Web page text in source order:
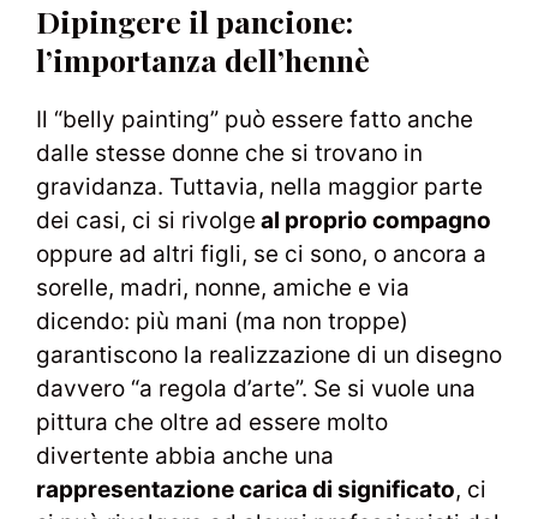
Dipingere il pancione:
l’importanza dell’hennè
Il “belly painting” può essere fatto anche
dalle stesse donne che si trovano in
gravidanza. Tuttavia, nella maggior parte
dei casi, ci si rivolge al proprio compagno
oppure ad altri figli, se ci sono, o ancora a
sorelle, madri, nonne, amiche e via
dicendo: più mani (ma non troppe)
garantiscono la realizzazione di un disegno
davvero “a regola d’arte”. Se si vuole una
pittura che oltre ad essere molto
divertente abbia anche una
rappresentazione carica di significato, ci